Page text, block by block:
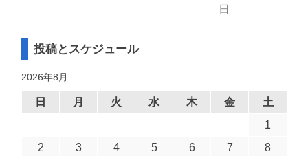
日
投稿とスケジュール
2026年8月
日 月 火 水 木 金 土
1
2
3 4 5 6 7
8